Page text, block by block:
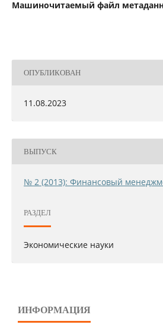
Машиночитаемый файл
ОПУБЛИКОВАН
11.08.2023
ВЫПУСК
№ 2 (2013): Финансовый
РАЗДЕЛ
Экономические науки
ИНФОРМАЦИЯ